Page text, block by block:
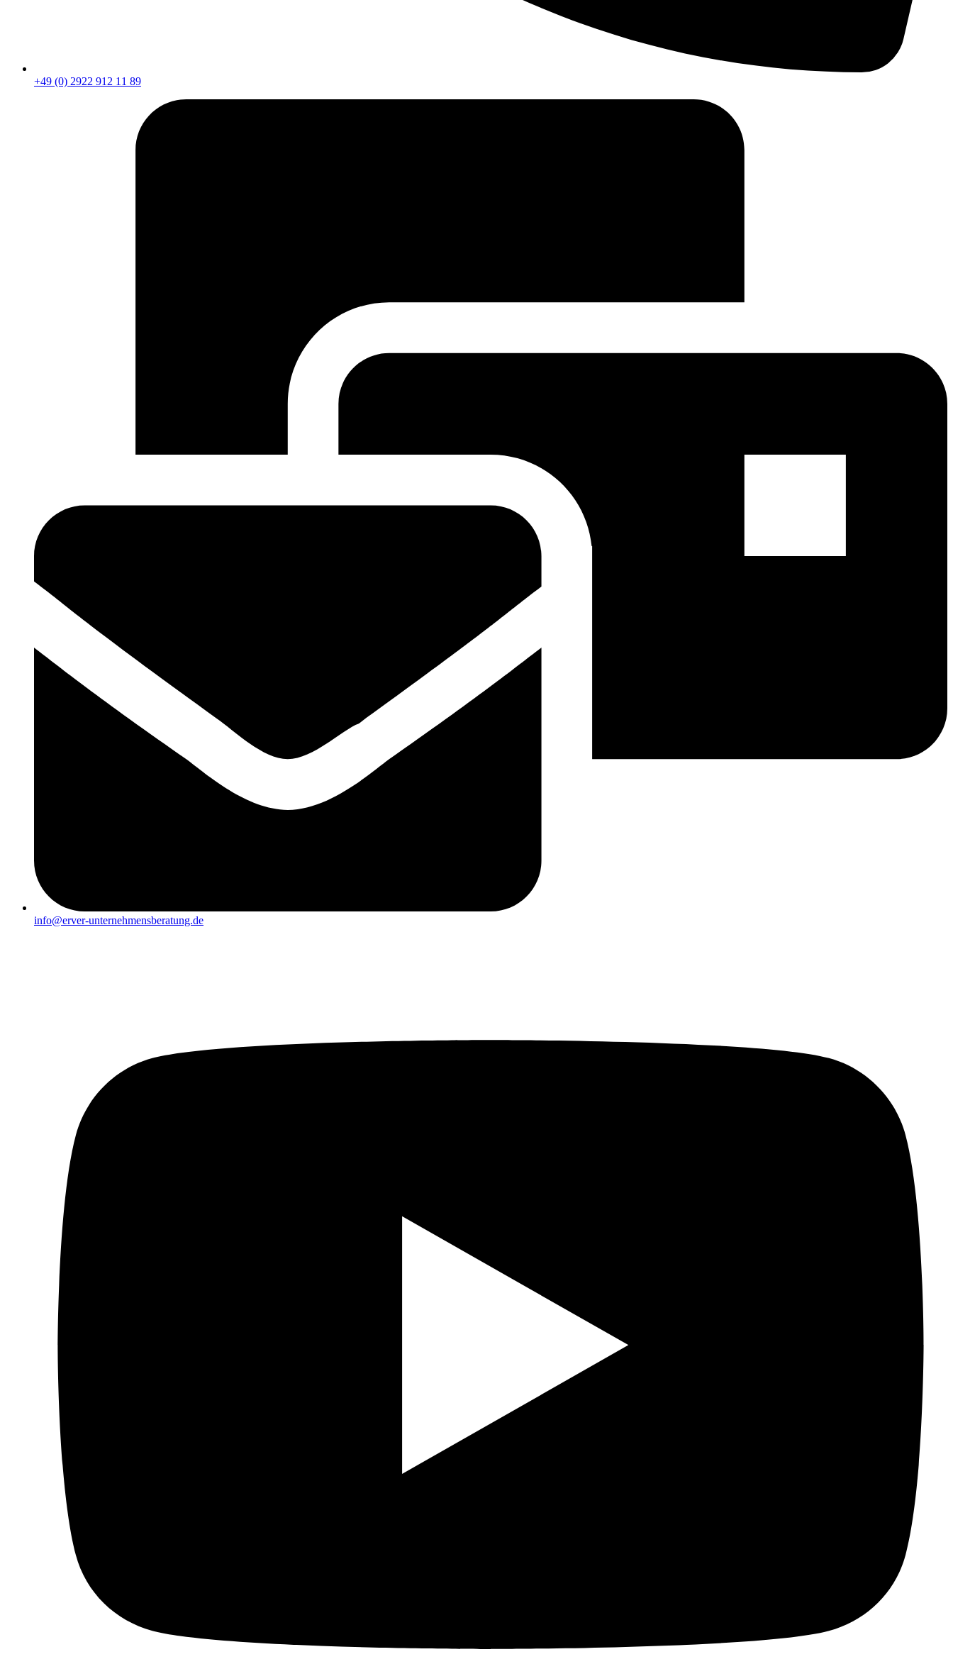
+49 (0) 2922 912 11 89
info@erver-unternehmensberatung.de